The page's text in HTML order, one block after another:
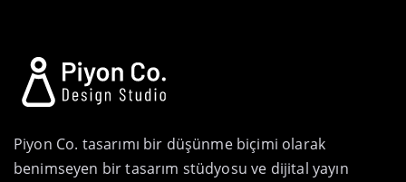
Piyon Co. tasarımı bir düşünme biçimi olarak
benimseyen bir tasarım stüdyosu ve dijital yayın